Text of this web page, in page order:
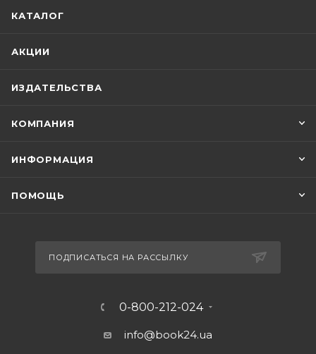
КАТАЛОГ
АКЦИИ
ИЗДАТЕЛЬСТВА
КОМПАНИЯ
ИНФОРМАЦИЯ
ПОМОЩЬ
ПОДПИСАТЬСЯ НА РАССЫЛКУ
0-800-212-024
info@book24.ua